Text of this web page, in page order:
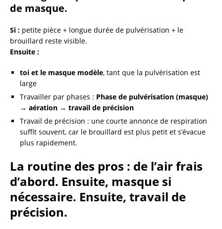
de masque.
Si : petite pièce + longue durée de pulvérisation + le
brouillard reste visible.
Ensuite :
toi et le masque modèle, tant que la pulvérisation est
large
Travailler par phases : Phase de pulvérisation (masque)
→ aération → travail de précision
Travail de précision : une courte annonce de respiration
suffit souvent, car le brouillard est plus petit et s’évacue
plus rapidement.
La routine des pros : de l’air frais
d’abord. Ensuite, masque si
nécessaire. Ensuite, travail de
précision.